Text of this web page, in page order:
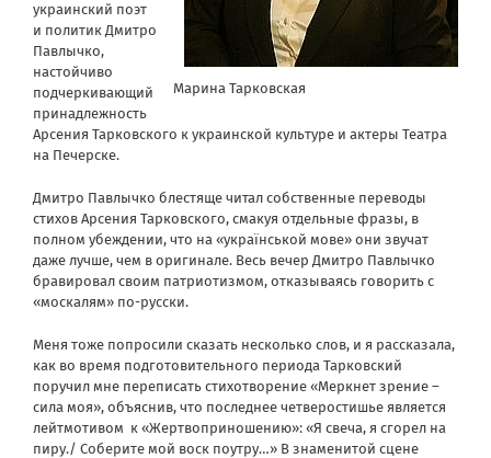
Марина Тарковская
украинский поэт
и политик Дмитро
Павлычко,
настойчиво
подчеркивающий
принадлежность
Арсения Тарковского к украинской культуре и актеры Театра
на Печерске.
Дмитро Павлычко блестяще читал собственные переводы
стихов Арсения Тарковского, смакуя отдельные фразы, в
полном убеждении, что на «украïнськой мове» они звучат
даже лучше, чем в оригинале. Весь вечер Дмитро Павлычко
бравировал своим патриотизмом, отказываясь говорить с
«москалям» по-русски.
Меня тоже попросили сказать несколько слов, и я рассказала,
как во время подготовительного периода Тарковский
поручил мне переписать стихотворение «Меркнет зрение –
сила моя», объяснив, что последнее четверостишье является
лейтмотивом к «Жертвоприношению»: «Я свеча, я сгорел на
пиру./ Соберите мой воск поутру…» В знаменитой сцене